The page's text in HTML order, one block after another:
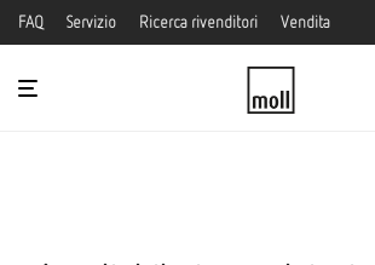
FAQ Servizio Ricerca rivenditori Vendita